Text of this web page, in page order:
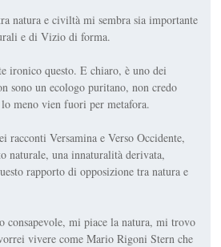
natura e civiltà mi sembra sia importante
e di Vizio di forma.
ironico questo. E chiaro, è uno dei
sono un ecologo puritano, non credo
meno vien fuori per metafora.
racconti Versamina e Verso Occidente,
naturale, una innaturalità derivata,
rapporto di opposizione tra natura e
consapevole, mi piace la natura, mi trovo
vivere come Mario Rigoni Stern che